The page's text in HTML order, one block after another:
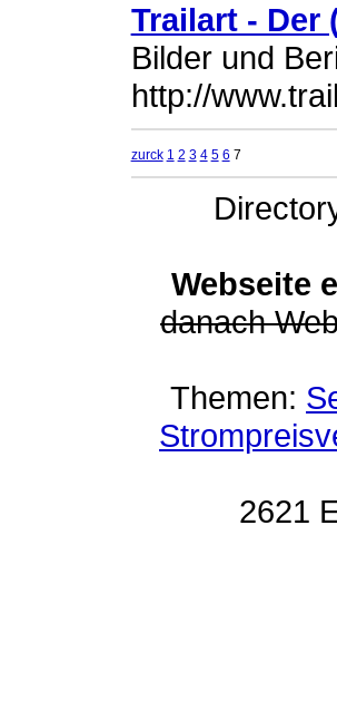
Trailart -
Bilder und
http://
zurck 1 2 3 4 5 6 7
Webseite
danach
Themen:
2621